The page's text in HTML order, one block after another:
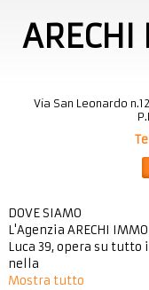
Via San Leonardo
DOVE SIAMO
L'Agenzia ARECHI
Luca 39, opera su
nella
Mostra tutto